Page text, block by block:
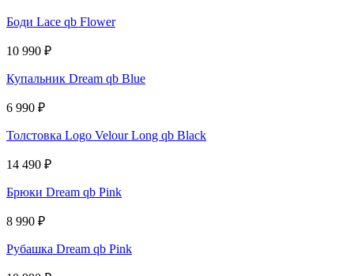
Боди Lace qb Flower
10 990 ₽
Купальник Dream qb Blue
6 990 ₽
Толстовка Logo Velour Long qb Black
14 490 ₽
Брюки Dream qb Pink
8 990 ₽
Рубашка Dream qb Pink